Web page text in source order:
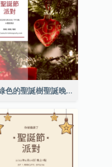
紅綠色的聖誕樹聖誕晚會邀請函